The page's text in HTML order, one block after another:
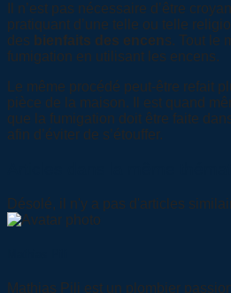
Il n’est pas nécessaire d’être
pratiquant d’une telle ou telle
des bienfaits des encens. Tout le
fumigation en utilisant les encens.
Le même procédé peut-être refait
pièce de la maison. Il est quand
que la fumigation doit être faite
afin d’éviter de s’étouffer.
Désolé, il n'y a pas d'articles
Mathias Pili est un plombier